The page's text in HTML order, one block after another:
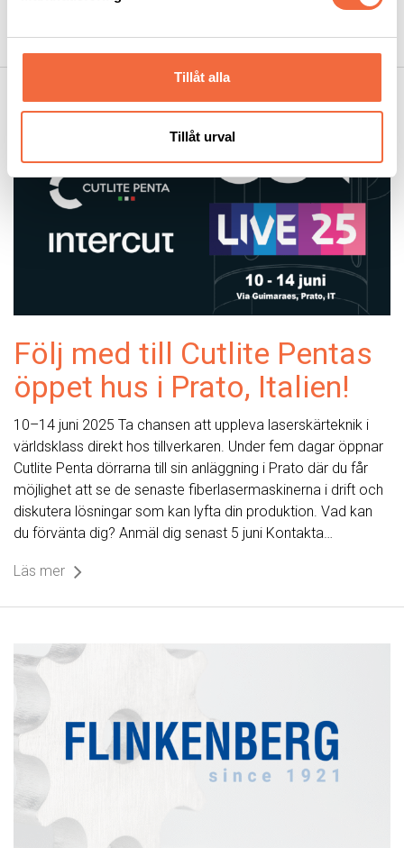
Tillåt alla
Tillåt urval
Följ med till Cutlite Pentas
öppet hus i Prato, Italien!
10–14 juni 2025 Ta chansen att uppleva laserskärteknik i
världsklass direkt hos tillverkaren. Under fem dagar öppnar
Cutlite Penta dörrarna till sin anläggning i Prato där du får
möjlighet att se de senaste fiberlasermaskinerna i drift och
diskutera lösningar som kan lyfta din produktion. Vad kan
du förvänta dig? Anmäl dig senast 5 juni Kontakta…
Läs mer